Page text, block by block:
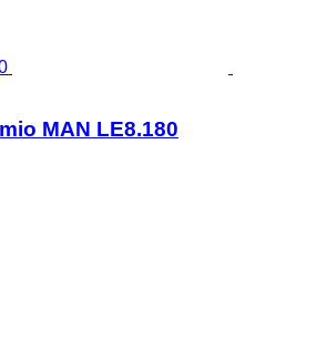
MAN LE8.180